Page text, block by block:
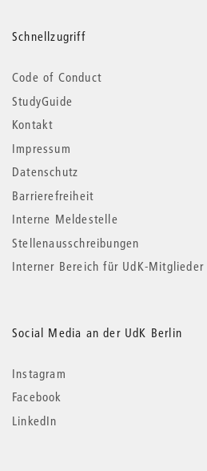
Schnellzugriff
Code of Conduct
StudyGuide
Kontakt
Impressum
Datenschutz
Barrierefreiheit
Interne Meldestelle
Stellenausschreibungen
Interner Bereich für UdK-Mitglieder
Social Media an der UdK Berlin
Instagram
Facebook
LinkedIn